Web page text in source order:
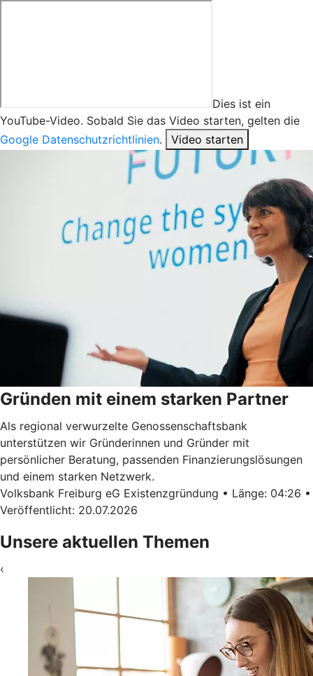
Dies ist ein
YouTube-Video. Sobald Sie das Video starten, gelten die
Google Datenschutzrichtlinien. Video starten
Gründen mit einem starken Partner
Als regional verwurzelte Genossenschaftsbank
unterstützen wir Gründerinnen und Gründer mit
persönlicher Beratung, passenden Finanzierungslösungen
und einem starken Netzwerk.
Volksbank Freiburg eG Existenzgründung • Länge: 04:26 •
Veröffentlicht: 20.07.2026
Unsere aktuellen Themen
‹